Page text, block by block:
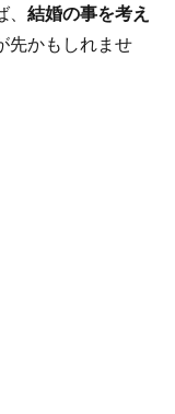
結婚の事を考え
先かもしれませ